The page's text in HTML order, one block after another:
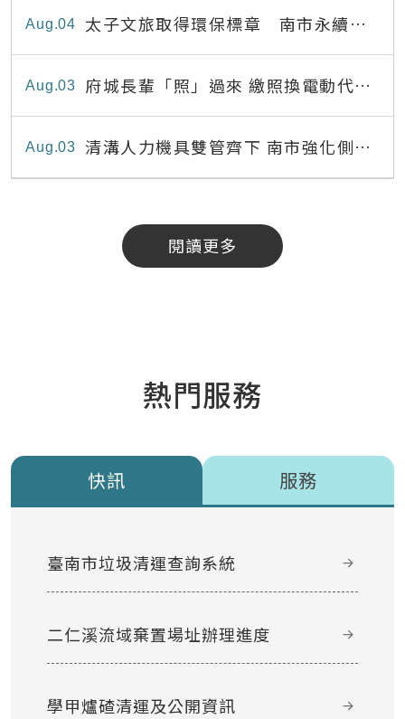
04
Aug
太子文旅取得環保標章 南市永續旅
宿達22家
03
Aug
府城長輩「照」過來 繳照換電動代步
最高補助8,000元
03
Aug
清溝人力機具雙管齊下 南市強化側溝
清疏效能
閱讀更多
熱門服務
快訊 服務
臺南市垃圾清運查詢系統
二仁溪流域棄置場址辦理進度
學甲爐碴清運及公開資訊